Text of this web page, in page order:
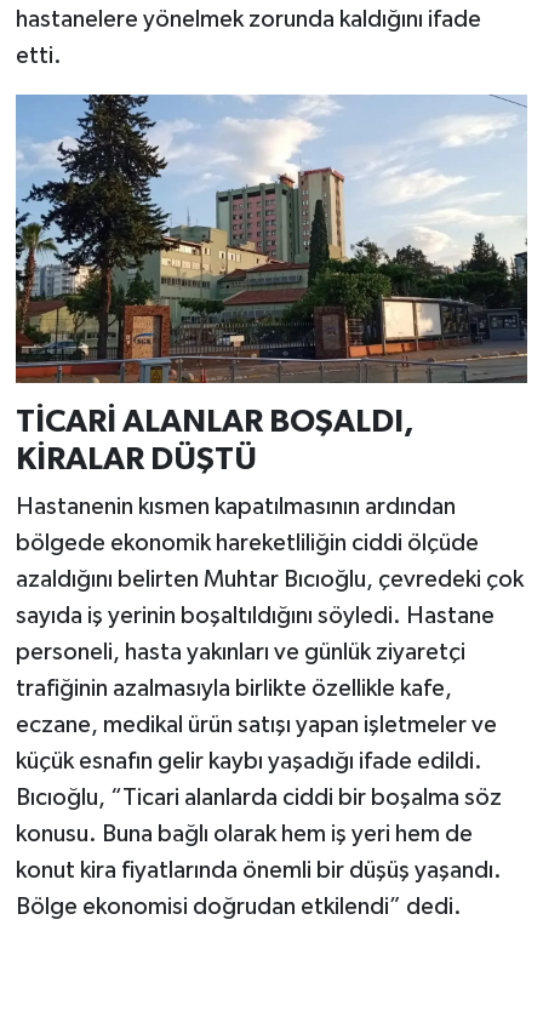
hastanelere yönelmek zorunda kaldığını ifade
etti.
TİCARİ ALANLAR BOŞALDI,
KİRALAR DÜŞTÜ
Hastanenin kısmen kapatılmasının ardından
bölgede ekonomik hareketliliğin ciddi ölçüde
azaldığını belirten Muhtar Bıcıoğlu, çevredeki çok
sayıda iş yerinin boşaltıldığını söyledi. Hastane
personeli, hasta yakınları ve günlük ziyaretçi
trafiğinin azalmasıyla birlikte özellikle kafe,
eczane, medikal ürün satışı yapan işletmeler ve
küçük esnafın gelir kaybı yaşadığı ifade edildi.
Bıcıoğlu, “Ticari alanlarda ciddi bir boşalma söz
konusu. Buna bağlı olarak hem iş yeri hem de
konut kira fiyatlarında önemli bir düşüş yaşandı.
Bölge ekonomisi doğrudan etkilendi” dedi.